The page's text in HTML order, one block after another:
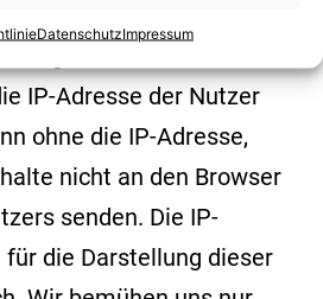
DatenschutzImpressum
IP-Adresse der Nutzer
ohne die IP-Adresse,
nicht an den Browser
senden. Die IP-
die Darstellung dieser